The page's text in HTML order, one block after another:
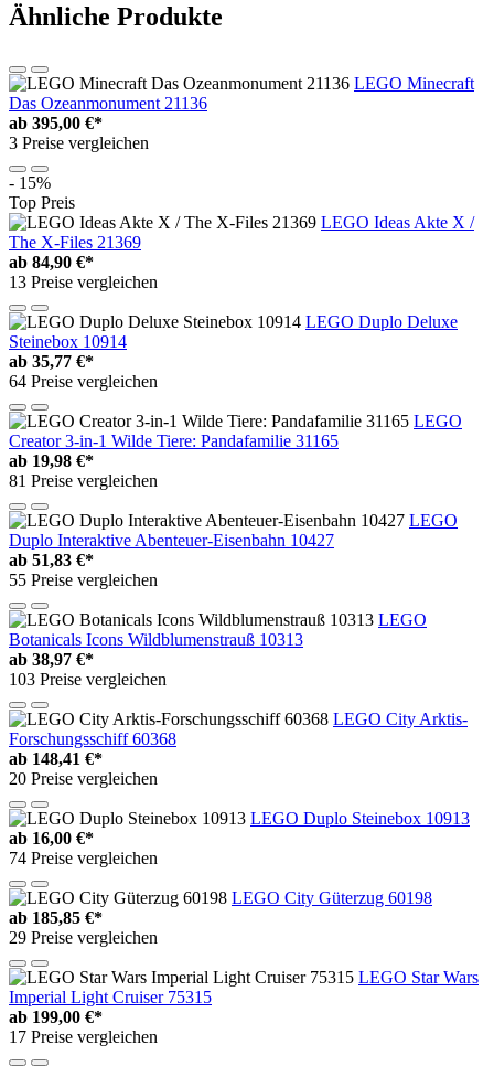
Ähnliche Produkte
LEGO Minecraft
Das Ozeanmonument 21136
ab 395,00 €*
3 Preise vergleichen
- 15%
Top Preis
LEGO Ideas Akte X /
The X-Files 21369
ab 84,90 €*
13 Preise vergleichen
LEGO Duplo Deluxe
Steinebox 10914
ab 35,77 €*
64 Preise vergleichen
LEGO
Creator 3-in-1 Wilde Tiere: Pandafamilie 31165
ab 19,98 €*
81 Preise vergleichen
LEGO
Duplo Interaktive Abenteuer-Eisenbahn 10427
ab 51,83 €*
55 Preise vergleichen
LEGO
Botanicals Icons Wildblumenstrauß 10313
ab 38,97 €*
103 Preise vergleichen
LEGO City Arktis-
Forschungsschiff 60368
ab 148,41 €*
20 Preise vergleichen
LEGO Duplo Steinebox 10913
ab 16,00 €*
74 Preise vergleichen
LEGO City Güterzug 60198
ab 185,85 €*
29 Preise vergleichen
LEGO Star Wars
Imperial Light Cruiser 75315
ab 199,00 €*
17 Preise vergleichen